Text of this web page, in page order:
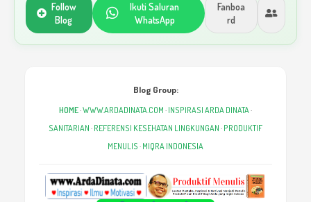
Follow
Blog
Ikuti Saluran
WhatsApp
Fanboa
rd
Blog Group:
HOME·WWW.ARDADINATA.COM · INSPIRASI ARDA DINATA·
SANITARIAN · REFERENSI KESEHATAN LINGKUNGAN · PRODUKTIF
MENULIS · MIQRA INDONESIA